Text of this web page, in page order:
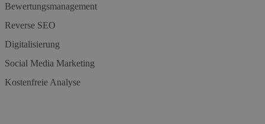
Bewertungsmanagement
Reverse SEO
Digitalisierung
Social Media Marketing
Kostenfreie Analyse